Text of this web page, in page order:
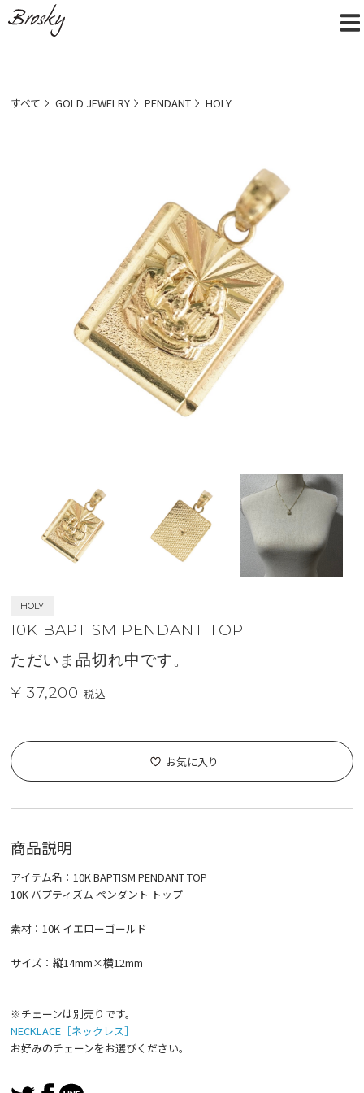
すべて GOLD JEWELRY PENDANT HOLY
HOLY
10K BAPTISM PENDANT TOP
ただいま品切れ中です。
¥ 37,200税込
お気に入り
商品説明
アイテム名：10K BAPTISM PENDANT TOP
10K バプティズム ペンダント トップ
素材：10K イエローゴールド
サイズ：縦14mm×横12mm
※チェーンは別売りです。
NECKLACE［ネックレス］
お好みのチェーンをお選びください。